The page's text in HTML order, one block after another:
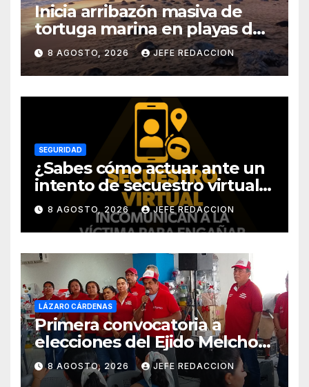
Inicia arribazón masiva de
tortuga marina en playas de
Michoacán
8 AGOSTO, 2026 JEFE REDACCION
SEGURIDAD
¿Sabes cómo actuar ante un
intento de secuestro virtual?
La SSP te guía para evitarlo
8 AGOSTO, 2026 JEFE REDACCION
LÁZARO CÁRDENAS
Primera convocatoria a
elecciones del Ejido Melchor
Ocampo en Lázaro Cárdenas
el domingo
8 AGOSTO, 2026 JEFE REDACCION